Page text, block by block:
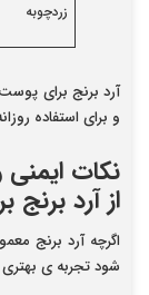
زردچوبه
آرد برنج برای
و برای استفاده
نکات
از آرد
اگرچه آرد برنج
شود تجربه ی بهتری